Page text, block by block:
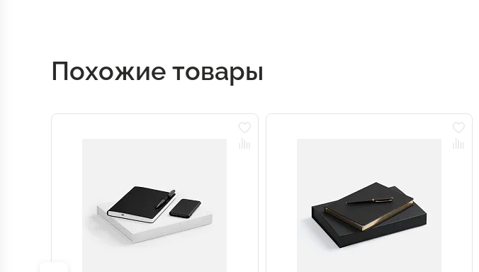
Похожие товары